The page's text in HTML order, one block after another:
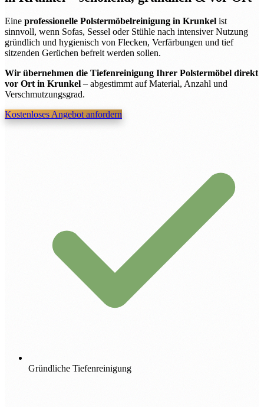
Eine professionelle Polstermöbelreinigung in Krunkel ist
sinnvoll, wenn Sofas, Sessel oder Stühle nach intensiver Nutzung
gründlich und hygienisch von Flecken, Verfärbungen und tief
sitzenden Gerüchen befreit werden sollen.
Wir übernehmen die Tiefenreinigung Ihrer Polstermöbel direkt
vor Ort in Krunkel– abgestimmt auf Material, Anzahl und
Verschmutzungsgrad.
Kostenloses Angebot anfordern
Gründliche Tiefenreinigung